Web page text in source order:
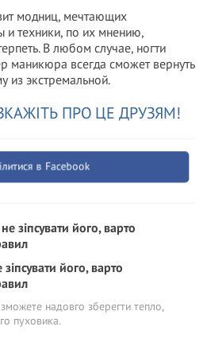
модниц, мечтающих
техники, по их мнению,
В любом случае, ногти
маникюра всегда сможет вернуть
из экстремальной.
ПРО ЦЕ ДРУЗЯМ!
в Facebook
його, варто
надовго зберегти тепло,
пуховика.